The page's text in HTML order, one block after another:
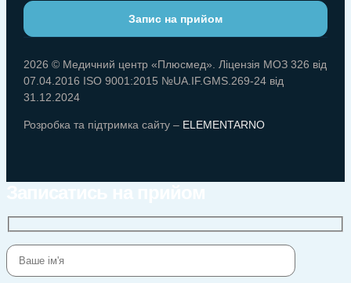
Запис на прийом
2026 © Медичний центр «Плюсмед». Ліцензія МОЗ 326 від
07.04.2016 ISO 9001:2015 №UA.IF.GMS.269-24 від
31.12.2024
Розробка та підтримка сайту – ELEMENTARNO